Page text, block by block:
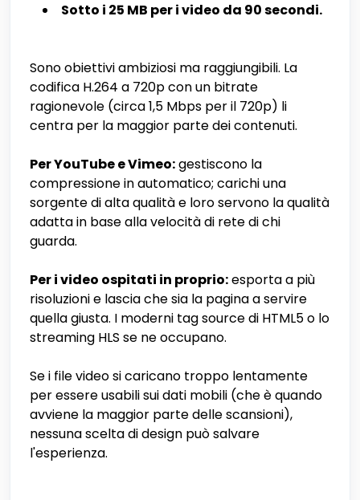
Sotto i 25 MB per i video da 90 secondi.
Sono obiettivi ambiziosi ma raggiungibili. La
codifica H.264 a 720p con un bitrate
ragionevole (circa 1,5 Mbps per il 720p) li
centra per la maggior parte dei contenuti.
Per YouTube e Vimeo:gestiscono la
compressione in automatico; carichi una
sorgente di alta qualità e loro servono la qualità
adatta in base alla velocità di rete di chi
guarda.
Per i video ospitati in proprio:esporta a più
risoluzioni e lascia che sia la pagina a servire
quella giusta. I moderni tag source di HTML5 o lo
streaming HLS se ne occupano.
Se i file video si caricano troppo lentamente
per essere usabili sui dati mobili (che è quando
avviene la maggior parte delle scansioni),
nessuna scelta di design può salvare
l'esperienza.